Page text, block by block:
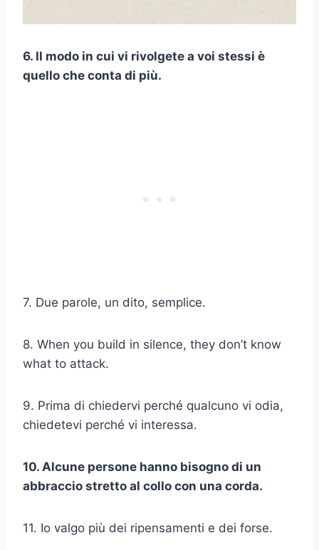
6. Il modo in cui vi rivolgete a voi stessi è
quello che conta di più.
7. Due parole, un dito, semplice.
8. When you build in silence, they don’t know
what to attack.
9. Prima di chiedervi perché qualcuno vi odia,
chiedetevi perché vi interessa.
10. Alcune persone hanno bisogno di un
abbraccio stretto al collo con una corda.
11. Io valgo più dei ripensamenti e dei forse.